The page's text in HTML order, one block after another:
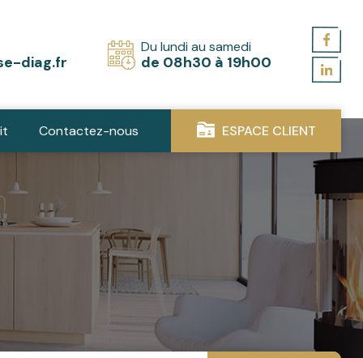
diag.fr
Du lundi au samedi
de 08h30 à 19h00
Contactez-nous ESPACE CLIENT